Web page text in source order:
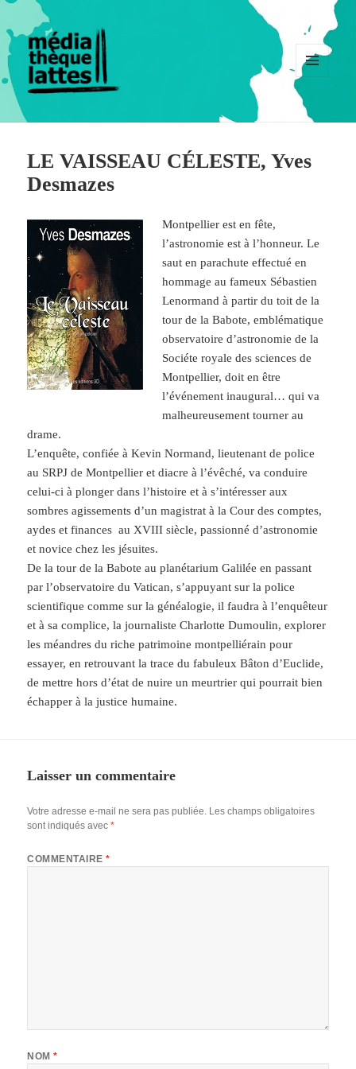
MENU
WIDGETS
LE VAISSEAU CÉLESTE, Yves
Desmazes
Montpellier est en fête,
l’astronomie est à l’honneur. Le
saut en parachute effectué en
hommage au fameux Sébastien
Lenormand à partir du toit de la
tour de la Babote, emblématique
observatoire d’astronomie de la
Sociéte royale des sciences de
Montpellier, doit en être
l’événement inaugural… qui va
malheureusement tourner au
drame.
L’enquête, confiée à Kevin Normand, lieutenant de police
au SRPJ de Montpellier et diacre à l’évêché, va conduire
celui-ci à plonger dans l’histoire et à s’intéresser aux
sombres agissements d’un magistrat à la Cour des comptes,
aydes et finances au XVIII siècle, passionné d’astronomie
et novice chez les jésuites.
De la tour de la Babote au planétarium Galilée en passant
par l’observatoire du Vatican, s’appuyant sur la police
scientifique comme sur la généalogie, il faudra à l’enquêteur
et à sa complice, la journaliste Charlotte Dumoulin, explorer
les méandres du riche patrimoine montpelliérain pour
essayer, en retrouvant la trace du fabuleux Bâton d’Euclide,
de mettre hors d’état de nuire un meurtrier qui pourrait bien
échapper à la justice humaine.
Laisser un commentaire
Votre adresse e-mail ne sera pas publiée. Les champs obligatoires
sont indiqués avec*
COMMENTAIRE*
NOM*